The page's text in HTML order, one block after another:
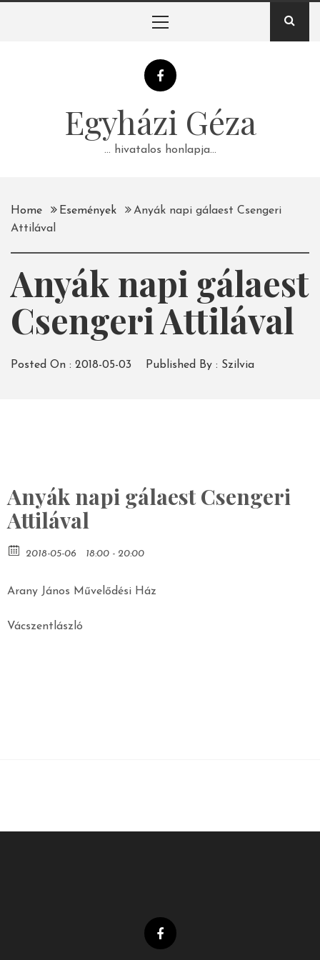
Egyházi Géza
… hivatalos honlapja…
Home Események
Anyák napi gálaest Csengeri
Attilával
Anyák napi gálaest
Csengeri Attilával
Posted On : 2018-05-03 Published By : Szilvia
Anyák napi gálaest Csengeri
Attilával
2018-05-06 18:00 - 20:00
Arany János Művelődési Ház
Vácszentlászló